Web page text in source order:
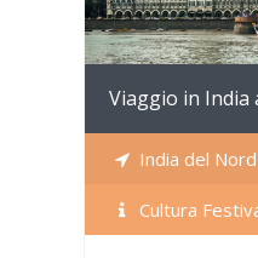
Viaggio in India
India del Nord
Cultura